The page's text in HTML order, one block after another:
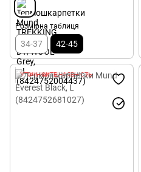
Розмірна таблиця
34-37 42-45
УТОЧНЮЙТЕ НАЯВНІСТЬ